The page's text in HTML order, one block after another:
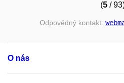
(5/
Odpovědný kontakt:
O nás